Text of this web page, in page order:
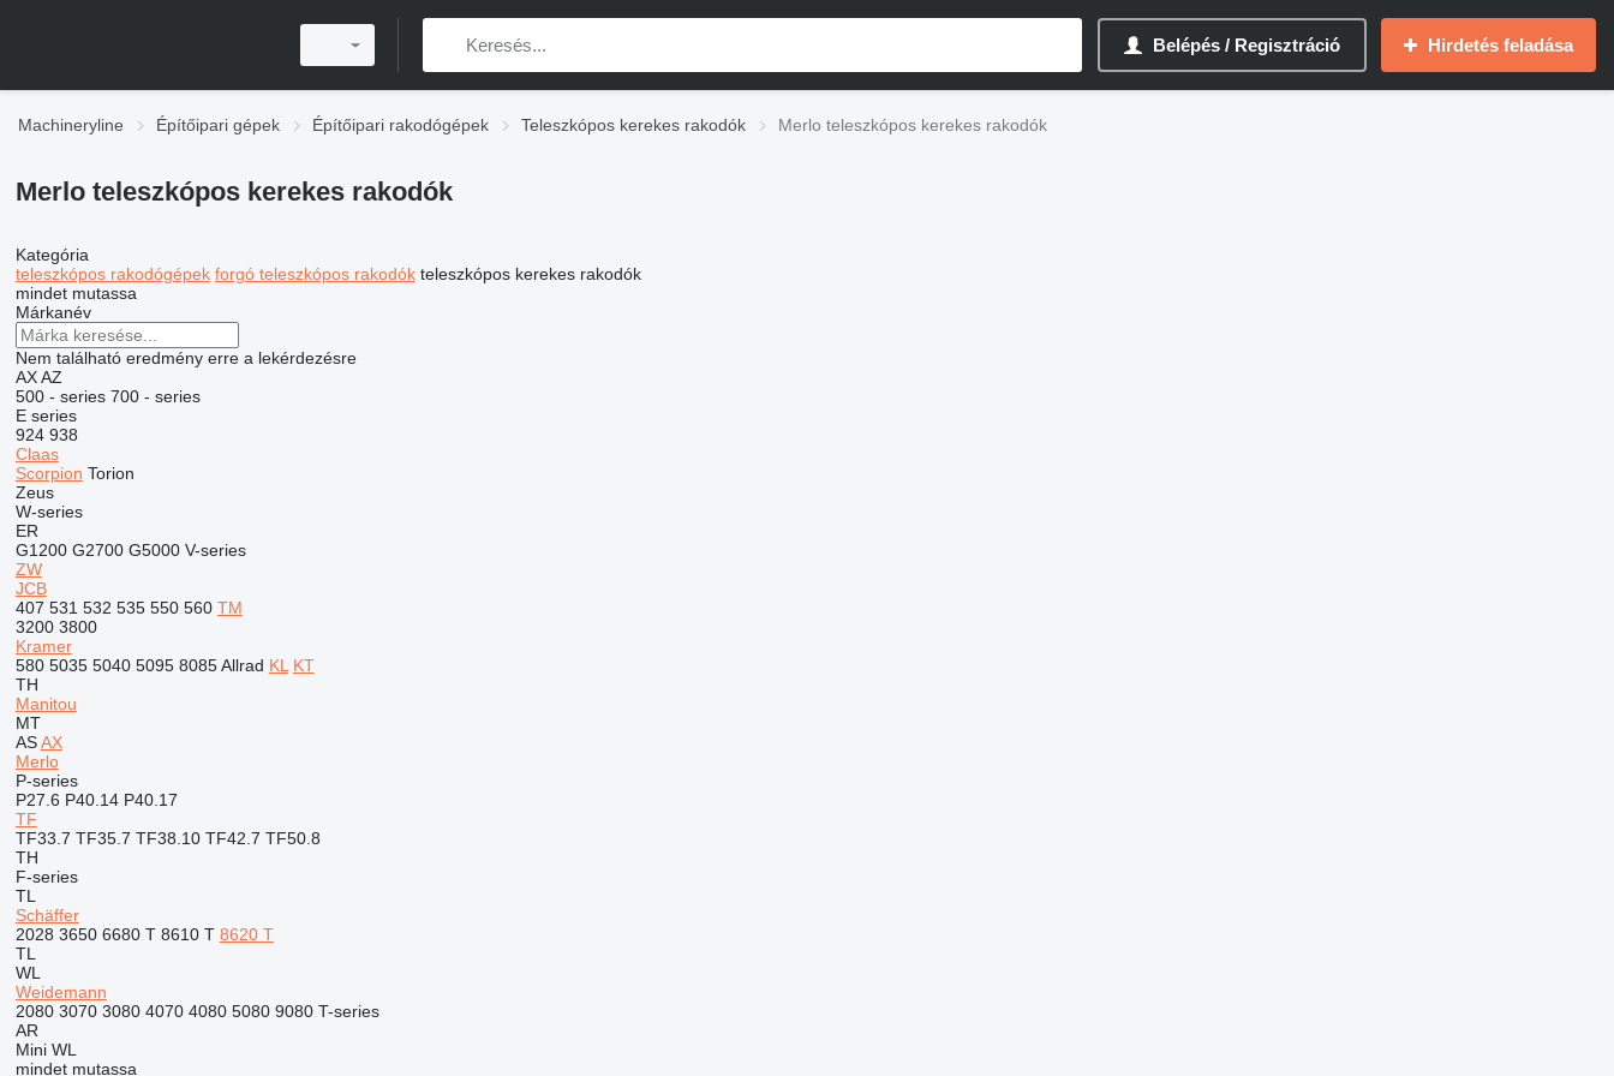
Belépés / Regisztráció Hirdetés feladása
Machineryline Építőipari gépek Építőipari rakodógépek Teleszkópos kerekes rakodók Merlo teleszkópos kerekes rakodók
Merlo teleszkópos kerekes rakodók
Kategória
teleszkópos rakodógépek forgó teleszkópos rakodók teleszkópos kerekes rakodók
mindet mutassa
Márkanév
Nem található eredmény erre a lekérdezésre
AX AZ
500 - series 700 - series
E series
924 938
Claas
Scorpion Torion
Zeus
W-series
ER
G1200 G2700 G5000 V-series
ZW
JCB
407 531 532 535 550 560 TM
3200 3800
Kramer
580 5035 5040 5095 8085 Allrad KL KT
TH
Manitou
MT
AS AX
Merlo
P-series
P27.6 P40.14 P40.17
TF
TF33.7 TF35.7 TF38.10 TF42.7 TF50.8
TH
F-series
TL
Schäffer
2028 3650 6680 T 8610 T 8620 T
TL
WL
Weidemann
2080 3070 3080 4070 4080 5080 9080 T-series
AR
Mini WL
mindet mutassa